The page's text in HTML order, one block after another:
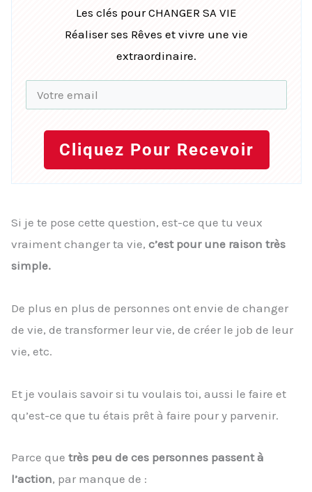
Les clés pour CHANGER SA VIE
Réaliser ses Rêves et vivre une vie
extraordinaire.
Cliquez Pour Recevoir
Si je te pose cette question, est-ce que tu veux
vraiment changer ta vie, c’est pour une raison très
simple.
De plus en plus de personnes ont envie de changer
de vie, de transformer leur vie, de créer le job de leur
vie, etc.
Et je voulais savoir si tu voulais toi, aussi le faire et
qu’est-ce que tu étais prêt à faire pour y parvenir.
Parce que très peu de ces personnes passent à
l’action, par manque de :